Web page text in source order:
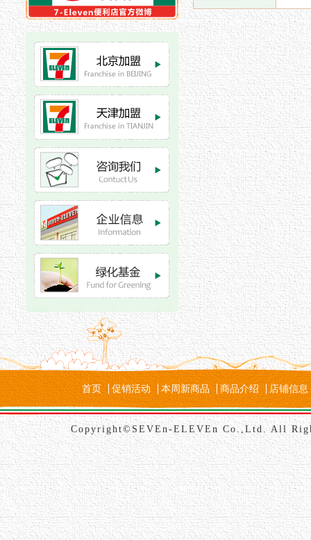
首页 促销活动 本周新商品 商品介绍 店铺信息
Copyright©SEVEn-ELEVEn Co.,Ltd. All